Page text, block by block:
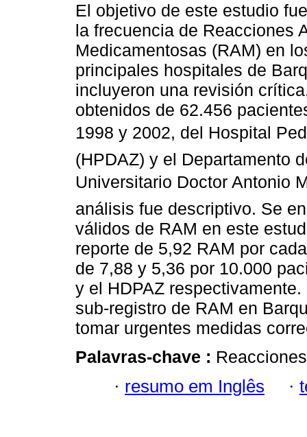
El objetivo de este estudio
la frecuencia de Reacciones
Medicamentosas (RAM) en
principales hospitales de
incluyeron una revisión
obtenidos de 62.456
1998 y 2002, del Hospital
(HPDAZ) y el Departamento
Universitario Doctor Antonio
análisis fue descriptivo. Se
válidos de RAM en este
reporte de 5,92 RAM por
de 7,88 y 5,36 por 10.000
y el HDPAZ
sub-registro de RAM en
tomar urgentes medidas
Palavras-chave :
· resumo em Inglês ·